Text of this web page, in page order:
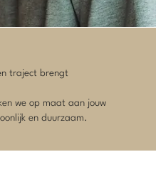
traject brengt
we op maat aan jouw
en duurzaam.